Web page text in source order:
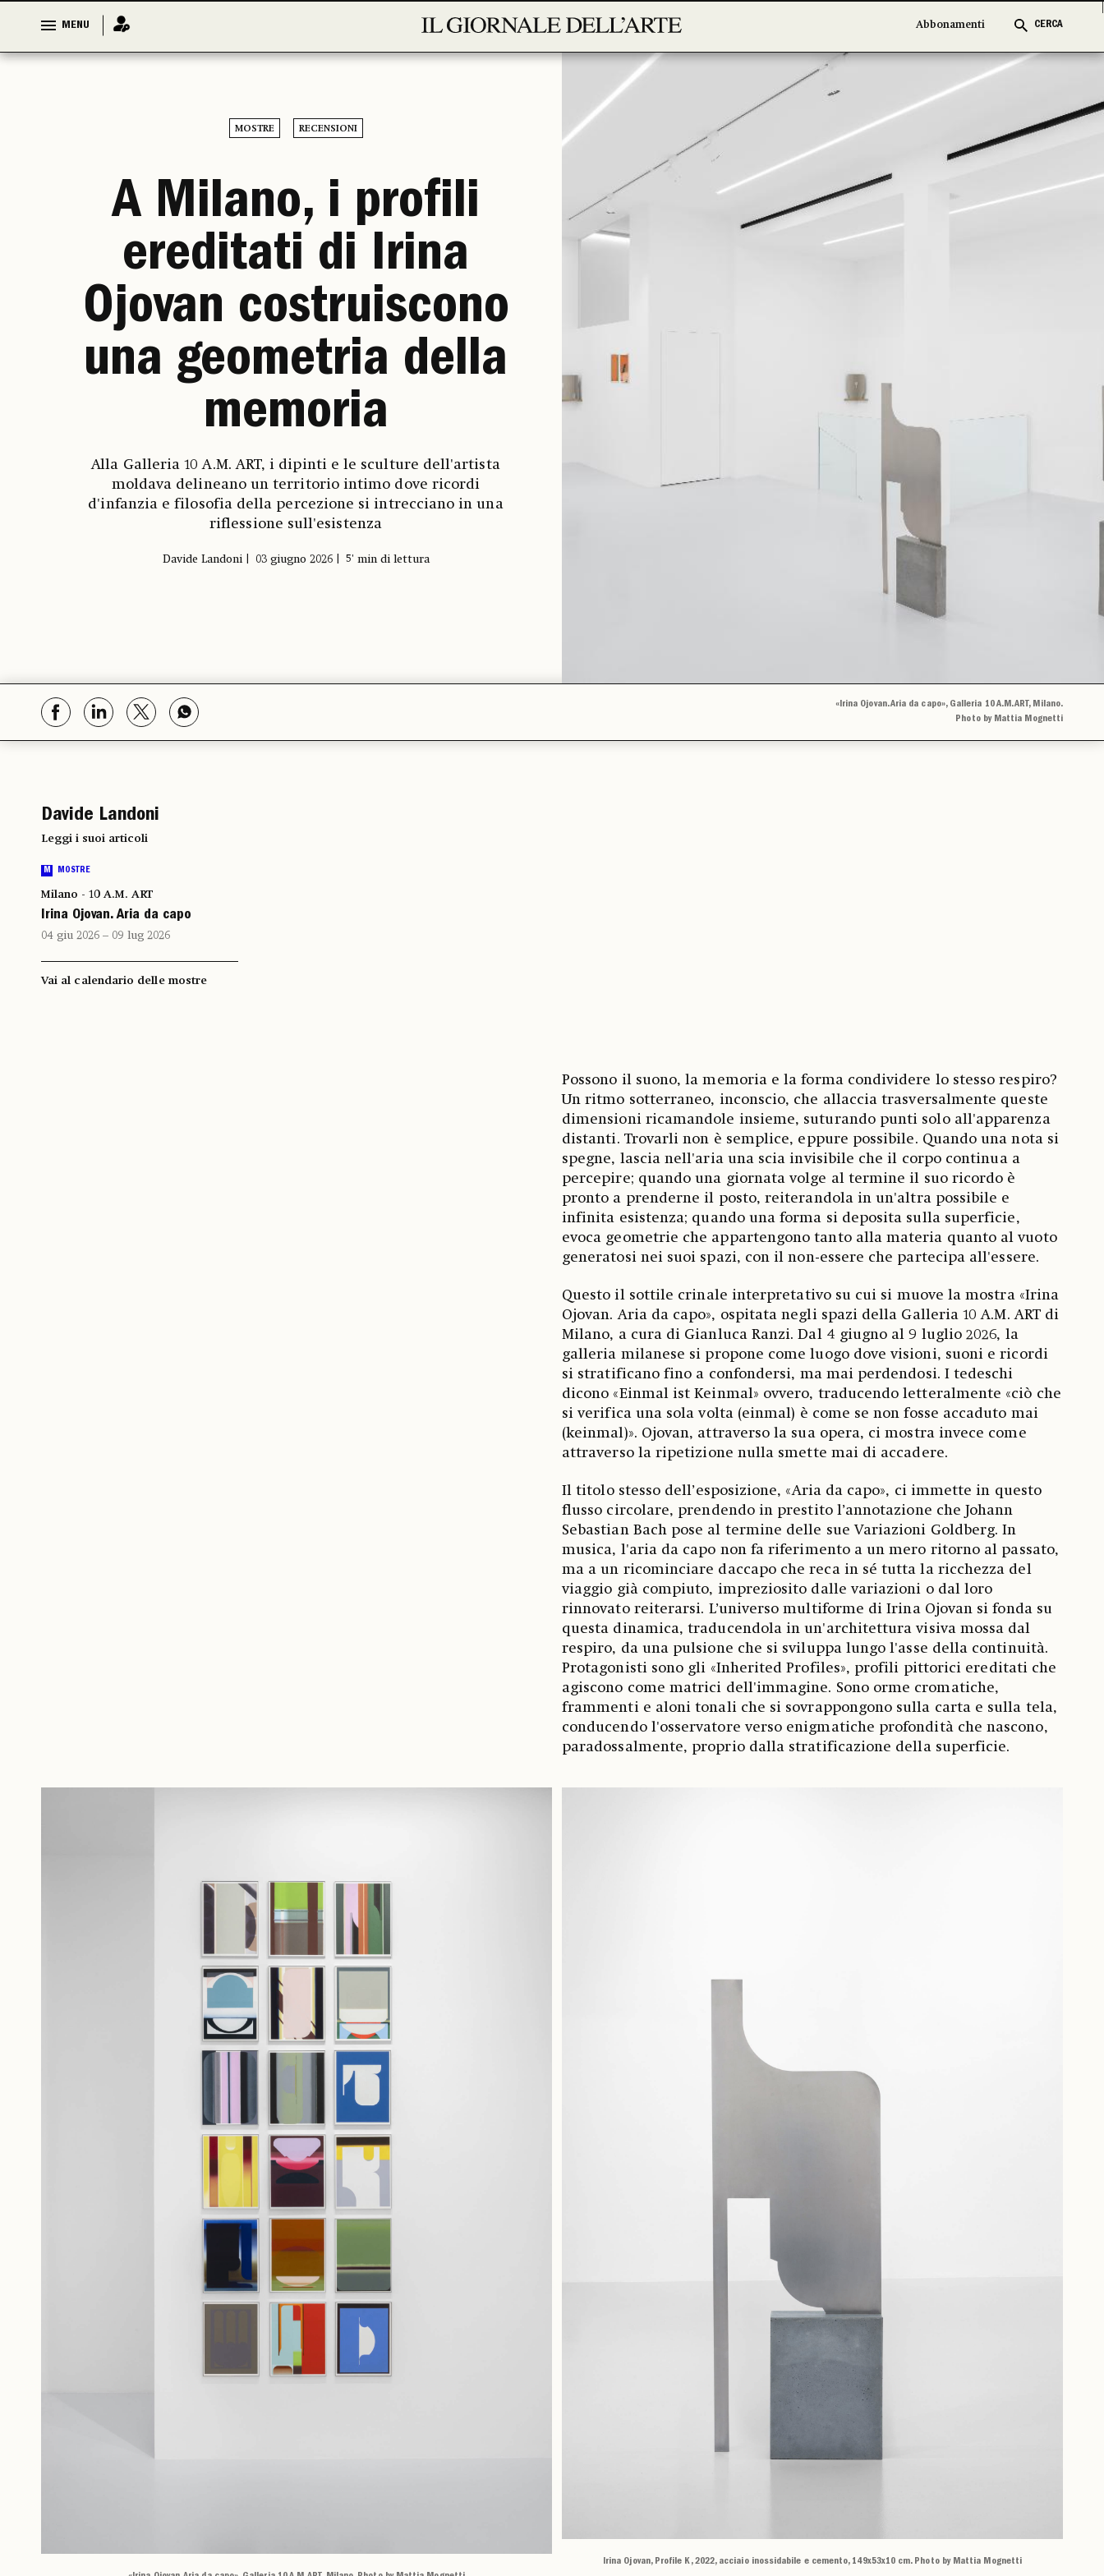
MENU Abbonamenti CERCA
MENU Abbonamenti CERCA
MOSTRE RECENSIONI
A Milano, i profili
ereditati di Irina
Ojovan costruiscono
una geometria della
memoria
Alla Galleria 10 A.M. ART, i dipinti e le sculture dell'artista
moldava delineano un territorio intimo dove ricordi
d'infanzia e filosofia della percezione si intrecciano in una
riflessione sull'esistenza
Davide Landoni 03 giugno 2026 5' min di lettura
«Irina Ojovan. Aria da capo», Galleria 10 A.M. ART, Milano.
Photo by Mattia Mognetti
Davide Landoni
Leggi i suoi articoli
M MOSTRE
Milano - 10 A.M. ART
Irina Ojovan. Aria da capo
04 giu 2026 – 09 lug 2026
Vai al calendario delle mostre
Possono il suono, la memoria e la forma condividere lo stesso respiro?
Un ritmo sotterraneo, inconscio, che allaccia trasversalmente queste
dimensioni ricamandole insieme, suturando punti solo all'apparenza
distanti. Trovarli non è semplice, eppure possibile. Quando una nota si
spegne, lascia nell'aria una scia invisibile che il corpo continua a
percepire; quando una giornata volge al termine il suo ricordo è
pronto a prenderne il posto, reiterandola in un'altra possibile e
infinita esistenza; quando una forma si deposita sulla superficie,
evoca geometrie che appartengono tanto alla materia quanto al vuoto
generatosi nei suoi spazi, con il non-essere che partecipa all'essere.
Questo il sottile crinale interpretativo su cui si muove la mostra «Irina
Ojovan. Aria da capo», ospitata negli spazi della Galleria 10 A.M. ART di
Milano, a cura di Gianluca Ranzi. Dal 4 giugno al 9 luglio 2026, la
galleria milanese si propone come luogo dove visioni, suoni e ricordi
si stratificano fino a confondersi, ma mai perdendosi. I tedeschi
dicono «Einmal ist Keinmal» ovvero, traducendo letteralmente «ciò che
si verifica una sola volta (einmal) è come se non fosse accaduto mai
(keinmal)». Ojovan, attraverso la sua opera, ci mostra invece come
attraverso la ripetizione nulla smette mai di accadere.
Il titolo stesso dell’esposizione, «Aria da capo», ci immette in questo
flusso circolare, prendendo in prestito l’annotazione che Johann
Sebastian Bach pose al termine delle sue Variazioni Goldberg. In
musica, l'aria da capo non fa riferimento a un mero ritorno al passato,
ma a un ricominciare daccapo che reca in sé tutta la ricchezza del
viaggio già compiuto, impreziosito dalle variazioni o dal loro
rinnovato reiterarsi. L’universo multiforme di Irina Ojovan si fonda su
questa dinamica, traducendola in un'architettura visiva mossa dal
respiro, da una pulsione che si sviluppa lungo l'asse della continuità.
Protagonisti sono gli «Inherited Profiles», profili pittorici ereditati che
agiscono come matrici dell'immagine. Sono orme cromatiche,
frammenti e aloni tonali che si sovrappongono sulla carta e sulla tela,
conducendo l'osservatore verso enigmatiche profondità che nascono,
paradossalmente, proprio dalla stratificazione della superficie.
Irina Ojovan, Profile K, 2022, acciaio inossidabile e cemento, 149x53x10 cm. Photo by Mattia Mognetti